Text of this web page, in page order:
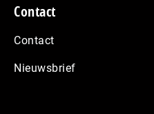
Contact
Contact
Nieuwsbrief